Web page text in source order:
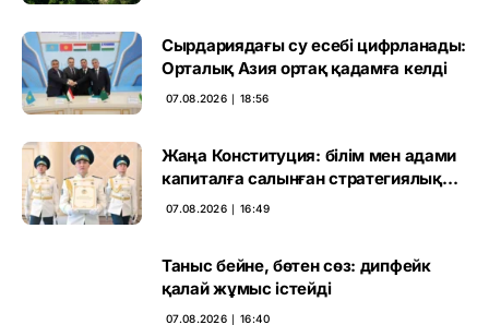
Сырдариядағы су есебі цифрланады:
Орталық Азия ортақ қадамға келді
07.08.2026 ∣ 18:56
Жаңа Конституция: білім мен адами
капиталға салынған стратегиялық
негіз
07.08.2026 ∣ 16:49
Таныс бейне, бөтен сөз: дипфейк
қалай жұмыс істейді
07.08.2026 ∣ 16:40